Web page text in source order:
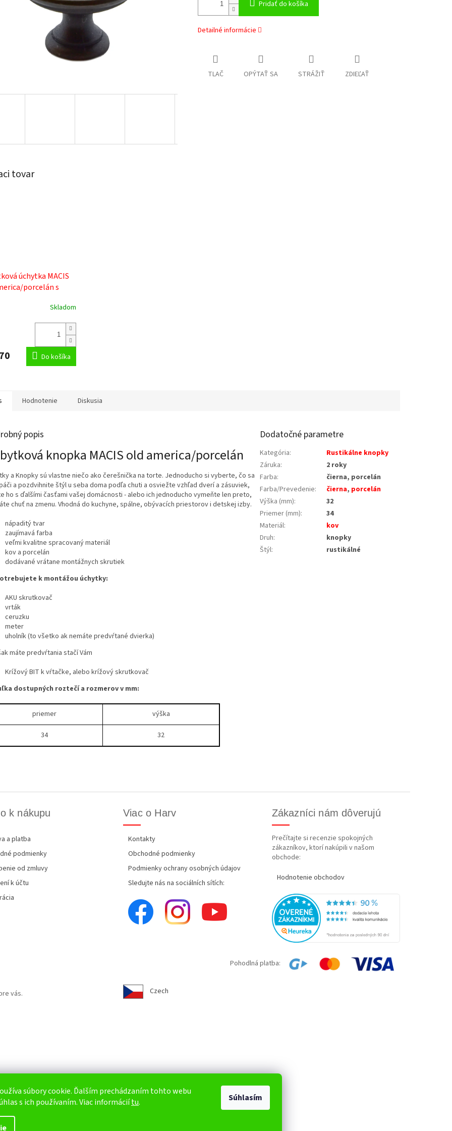
súbory cookie. Ďalším prechádzaním tohto webu
s ich používaním. Viac informáciítu. Súhlasím
Pridať do košíka
Detailné informácie
TLAČ OPÝTAŤ SA STRÁŽIŤ ZDIEĽAŤ
tovar
úchytka MACIS
porcelán s
Skladom
Do košíka
Hodnotenie Diskusia
popis
knopka MACIS old america/porcelán
a Knopky sú vlastne niečo ako čerešnička na torte. Jednoducho si vyberte, čo sa
a pozdvihnite štýl u seba doma podľa chuti a osviežte vzhľad dverí a zásuviek,
ho s ďalšími časťami vašej domácnosti - alebo ich jednoducho vymeňte len preto,
chuť na zmenu. Vhodná do kuchyne, spálne, obývacích priestorov i detskej izby.
nápaditý tvar
zaujímavá farba
veľmi kvalitne spracovaný materiál
kov a porcelán
dodávané vrátane montážnych skrutiek
k montážou úchytky:
AKU skrutkovač
vrták
ceruzku
meter
uholník (to všetko ak nemáte predvŕtané dvierka)
máte predvŕtania stačí Vám
Krížový BIT k vŕtačke, alebo krížový skrutkovač
dostupných roztečí a rozmerov v mm:
priemer výška
34 32
Dodatočné parametre
Kategória:
Rustikálne knopky
Záruka:
2 roky
Farba:
čierna, porcelán
Farba/Prevedenie: čierna, porcelán
Výška (mm):
32
Priemer (mm):
34
Materiál:
kov
Druh:
knopky
Štýl: rustikálné
k nákupu
a platba
podmienky
od zmluvy
k účtu
Viac o Harv
Kontakty
Obchodné podmienky
Podmienky ochrany osobných údajov
Sledujte nás na sociálních sítích:
Zákazníci nám dôverujú
Prečítajte si recenzie spokojných
zákazníkov, ktorí nakúpili v našom
obchode:
Hodnotenie obchodov
vás.
Pohodlná platba:
Czech